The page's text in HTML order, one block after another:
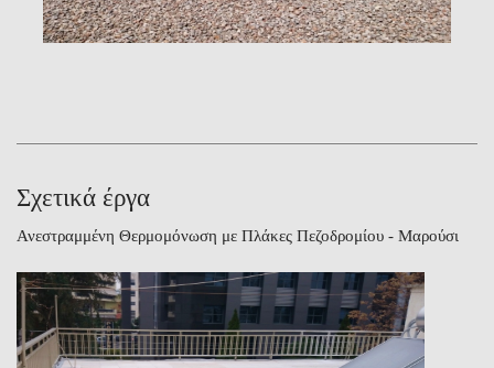
Σχετικά έργα
Ανεστραμμένη Θερμομόνωση με Πλάκες Πεζοδρομίου - Μαρούσι